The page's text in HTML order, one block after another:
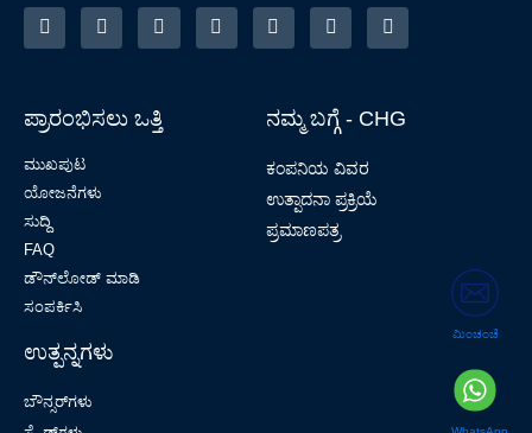
ಪ್ರಾರಂಭಿಸಲು ಒತ್ತಿ
ಮುಖಪುಟ
ಯೋಜನೆಗಳು
ಸುದ್ದಿ
FAQ
ಡೌನ್‌ಲೋಡ್ ಮಾಡಿ
ಸಂಪರ್ಕಿಸಿ
ನಮ್ಮ ಬಗ್ಗೆ - CHG
ಕಂಪನಿಯ ವಿವರ
ಉತ್ಪಾದನಾ ಪ್ರಕ್ರಿಯೆ
ಪ್ರಮಾಣಪತ್ರ
ಉತ್ಪನ್ನಗಳು
ಬೌನ್ಸರ್‌ಗಳು
ಮಿಂಚಂಚೆ